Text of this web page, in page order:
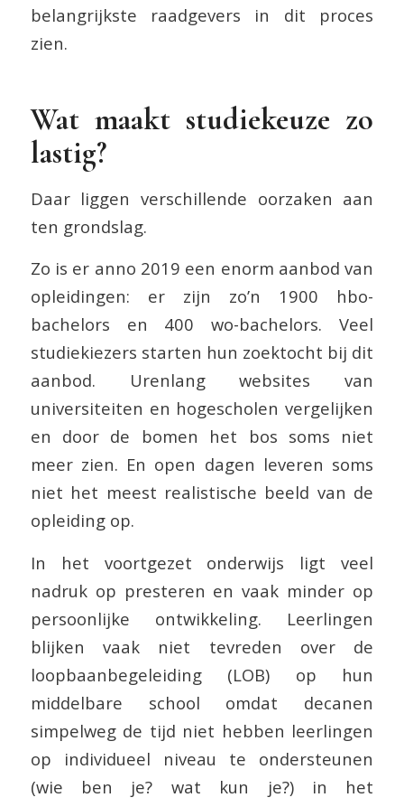
belangrijkste raadgevers in dit proces
zien.
Wat maakt studiekeuze zo
lastig?
Daar liggen verschillende oorzaken aan
ten grondslag.
Zo is er anno 2019 een enorm aanbod van
opleidingen: er zijn zo’n 1900 hbo-
bachelors en 400 wo-bachelors. Veel
studiekiezers starten hun zoektocht bij dit
aanbod. Urenlang websites van
universiteiten en hogescholen vergelijken
en door de bomen het bos soms niet
meer zien. En open dagen leveren soms
niet het meest realistische beeld van de
opleiding op.
In het voortgezet onderwijs ligt veel
nadruk op presteren en vaak minder op
persoonlijke ontwikkeling. Leerlingen
blijken vaak niet tevreden over de
loopbaanbegeleiding (LOB) op hun
middelbare school omdat decanen
simpelweg de tijd niet hebben leerlingen
op individueel niveau te ondersteunen
(wie ben je? wat kun je?) in het